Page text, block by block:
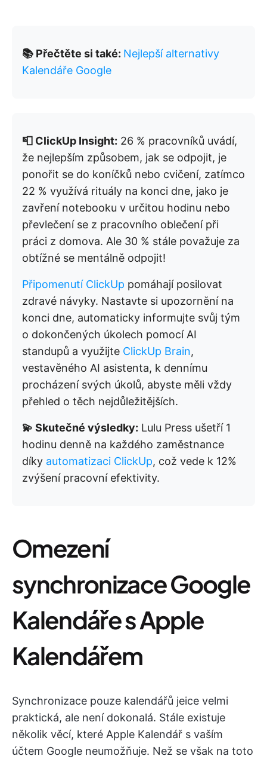
📚 Přečtěte si také: Nejlepší alternativy
Kalendáře Google
📮 ClickUp Insight: 26 % pracovníků uvádí,
že nejlepším způsobem, jak se odpojit, je
ponořit se do koníčků nebo cvičení, zatímco
22 % využívá rituály na konci dne, jako je
zavření notebooku v určitou hodinu nebo
převlečení se z pracovního oblečení při
práci z domova. Ale 30 % stále považuje za
obtížné se mentálně odpojit!
Připomenutí ClickUp pomáhají posilovat
zdravé návyky. Nastavte si upozornění na
konci dne, automaticky informujte svůj tým
o dokončených úkolech pomocí AI
standupů a využijte ClickUp Brain,
vestavěného AI asistenta, k dennímu
procházení svých úkolů, abyste měli vždy
přehled o těch nejdůležitějších.
💫 Skutečné výsledky: Lulu Press ušetří 1
hodinu denně na každého zaměstnance
díky automatizaci ClickUp, což vede k 12%
zvýšení pracovní efektivity.
Omezení
synchronizace Google
Kalendáře s Apple
Kalendářem
Synchronizace pouze kalendářů jeice velmi
praktická, ale není dokonalá. Stále existuje
několik věcí, které Apple Kalendář s vaším
účtem Google neumožňuje. Než se však na toto